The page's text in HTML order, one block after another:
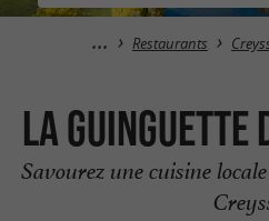
Restaurants
La
Savourez une cuisine